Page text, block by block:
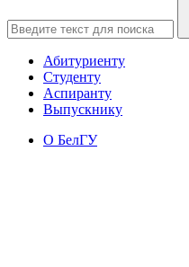
Абитуриенту
Студенту
Аспиранту
Выпускнику
О БелГУ